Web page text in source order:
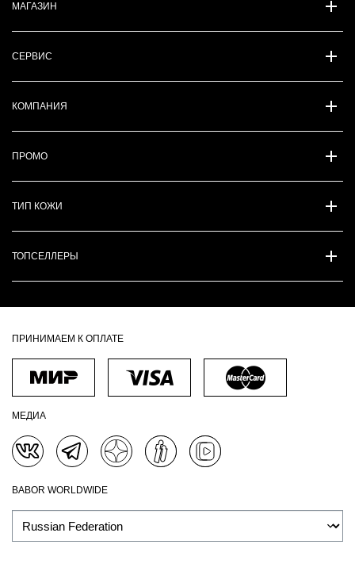
МАГАЗИН
СЕРВИС
КОМПАНИЯ
ПРОМО
ТИП КОЖИ
ТОПСЕЛЛЕРЫ
ПРИНИМАЕМ К ОПЛАТЕ
МЕДИА
BABOR WORLDWIDE